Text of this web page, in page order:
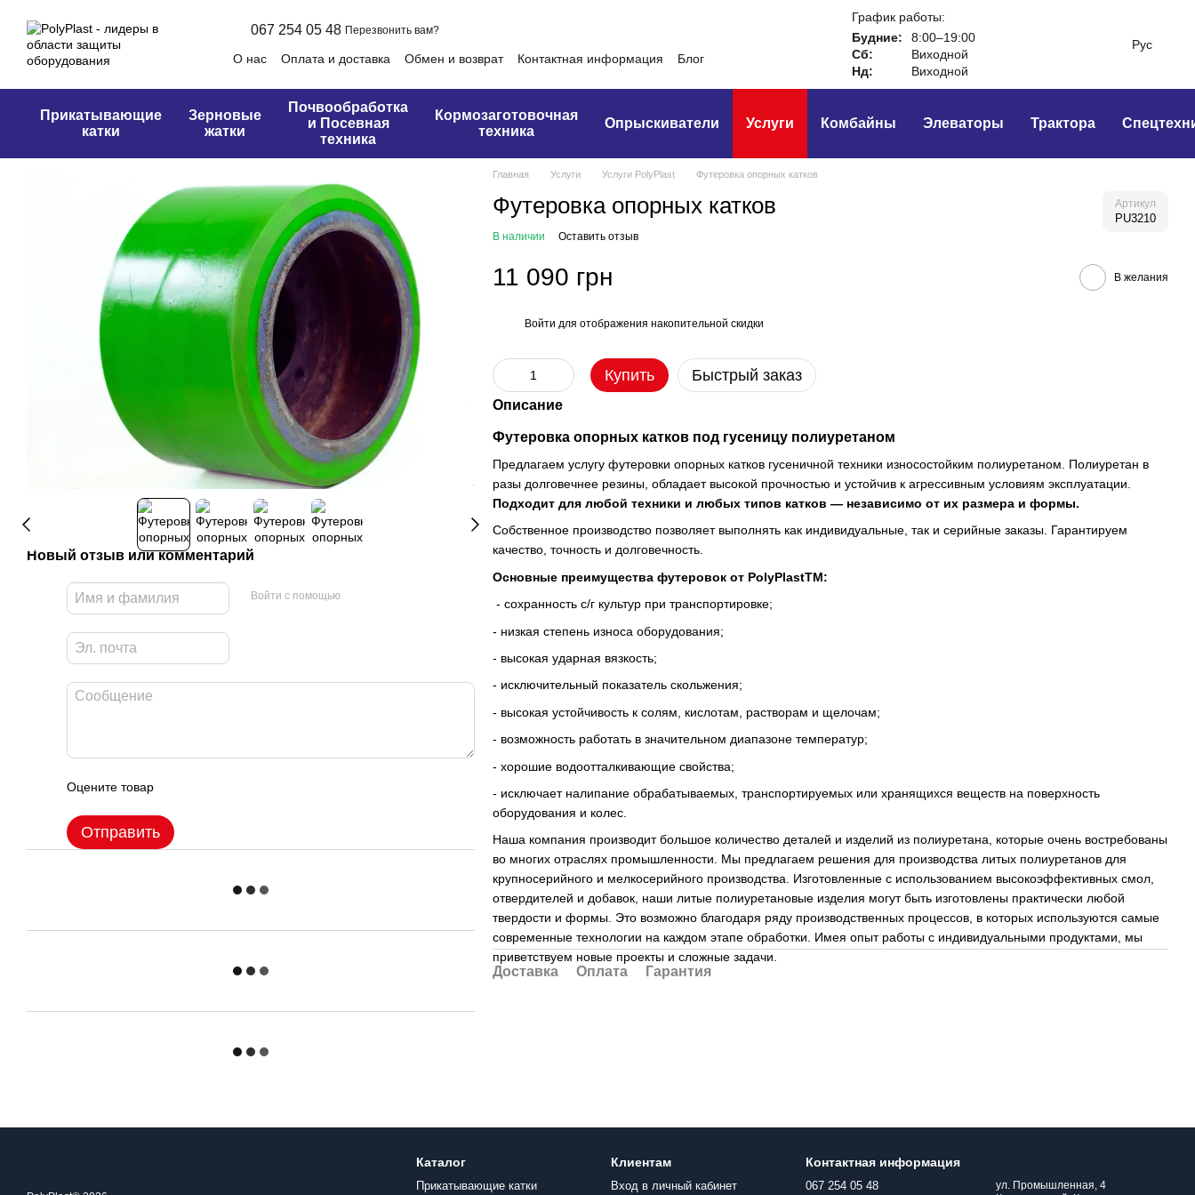
067 254 05 48 Перезвонить вам?
О нас Оплата и доставка Обмен и возврат Контактная информация
Блог
График работы:
Будние:
8:00–19:00
Сб:
Виходной
Нд:
Виходной
Рус
Прикатывающие
катки
Зерновые
жатки
Почвообработка
и Посевная
техника
Кормозаготовочная
техника
Опрыскиватели Услуги Комбайны Элеваторы Трактора
Новый отзыв или комментарий
Войти с помощью
Оцените товар
Отправить
Главная Услуги Услуги PolyPlast Футеровка опорных катков
Футеровка опорных катков Артикул
PU3210
В наличии Оставить отзыв
11 090 грн В желания
Войти для отображения накопительной скидки
Купить Быстрый заказ
Описание
Футеровка опорных катков под гусеницу полиуретаном
Предлагаем услугу футеровки опорных катков гусеничной техники износостойким полиуретаном. Полиуретан в
разы долговечнее резины, обладает высокой прочностью и устойчив к агрессивным условиям эксплуатации.
Подходит для любой техники и любых типов катков — независимо от их размера и формы.
Собственное производство позволяет выполнять как индивидуальные, так и серийные заказы. Гарантируем
качество, точность и долговечность.
Основные преимущества футеровок от PolyPlastТМ:
- сохранность с/г культур при транспортировке;
- низкая степень износа оборудования;
- высокая ударная вязкость;
- исключительный показатель скольжения;
- высокая устойчивость к солям, кислотам, растворам и щелочам;
- возможность работать в значительном диапазоне температур;
- хорошие водоотталкивающие свойства;
- исключает налипание обрабатываемых, транспортируемых или хранящихся веществ на поверхность
оборудования и колес.
Наша компания производит большое количество деталей и изделий из полиуретана, которые очень востребованы
во многих отраслях промышленности. Мы предлагаем решения для производства литых полиуретанов для
крупносерийного и мелкосерийного производства. Изготовленные с использованием высокоэффективных смол,
отвердителей и добавок, наши литые полиуретановые изделия могут быть изготовлены практически любой
твердости и формы. Это возможно благодаря ряду производственных процессов, в которых используются самые
современные технологии на каждом этапе обработки. Имея опыт работы с индивидуальными продуктами, мы
приветствуем новые проекты и сложные задачи.
Доставка Оплата Гарантия
Каталог
Прикатывающие катки
Клиентам
Вход в личный кабинет
Контактная информация
067 254 05 48
ул. Промышленная, 4